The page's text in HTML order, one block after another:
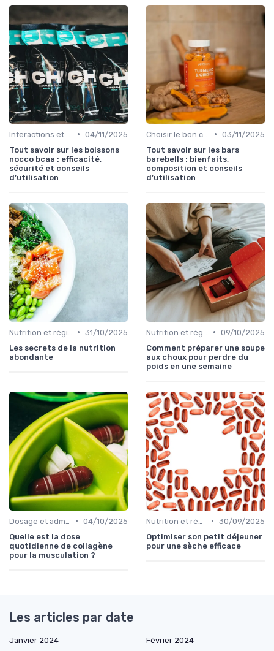
• 04/11/2025
Tout savoir sur les boissons
nocco bcaa : efficacité,
sécurité et conseils
d’utilisation
• 03/11/2025
Tout savoir sur les bars
barebells : bienfaits,
composition et conseils
d’utilisation
• 31/10/2025
Les secrets de la nutrition
abondante
• 09/10/2025
Comment préparer une soupe
aux choux pour perdre du
poids en une semaine
• 04/10/2025
Quelle est la dose
quotidienne de collagène
pour la musculation ?
• 30/09/2025
Optimiser son petit déjeuner
pour une sèche efficace
Les articles par date
Janvier 2024
Février 2024